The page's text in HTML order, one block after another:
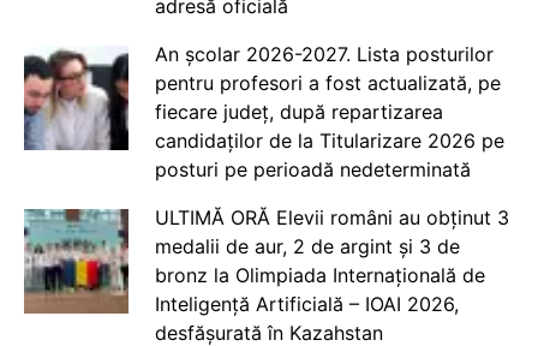
adresă oficială
An școlar 2026-2027. Lista posturilor
pentru profesori a fost actualizată, pe
fiecare județ, după repartizarea
candidaților de la Titularizare 2026 pe
posturi pe perioadă nedeterminată
ULTIMĂ ORĂ Elevii români au obținut 3
medalii de aur, 2 de argint și 3 de
bronz la Olimpiada Internațională de
Inteligență Artificială – IOAI 2026,
desfășurată în Kazahstan